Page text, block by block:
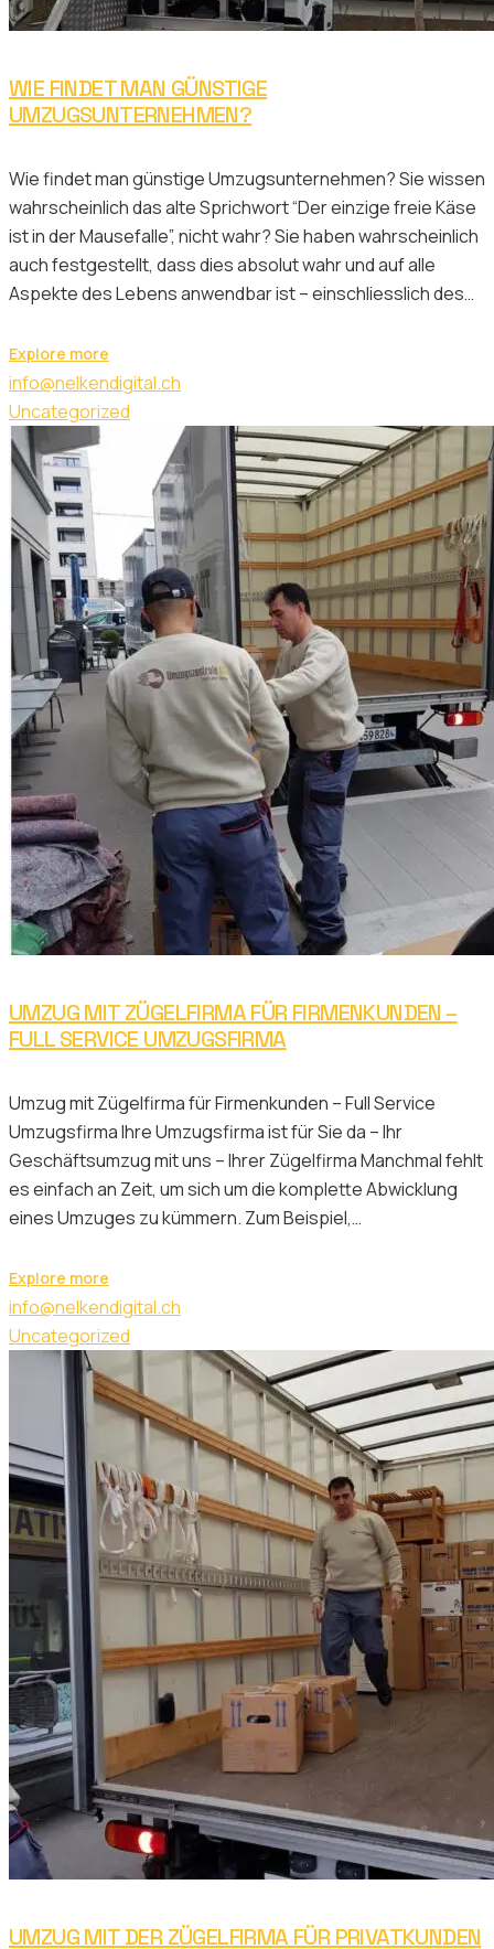
WIE FINDET MAN GÜNSTIGE
UMZUGSUNTERNEHMEN?
Wie findet man günstige Umzugsunternehmen? Sie wissen
wahrscheinlich das alte Sprichwort “Der einzige freie Käse
ist in der Mausefalle”, nicht wahr? Sie haben wahrscheinlich
auch festgestellt, dass dies absolut wahr und auf alle
Aspekte des Lebens anwendbar ist – einschliesslich des…
Explore more
info@nelkendigital.ch
Uncategorized
UMZUG MIT ZÜGELFIRMA FÜR FIRMENKUNDEN –
FULL SERVICE UMZUGSFIRMA
Umzug mit Zügelfirma für Firmenkunden – Full Service
Umzugsfirma Ihre Umzugsfirma ist für Sie da – Ihr
Geschäftsumzug mit uns – Ihrer Zügelfirma Manchmal fehlt
es einfach an Zeit, um sich um die komplette Abwicklung
eines Umzuges zu kümmern. Zum Beispiel,…
Explore more
info@nelkendigital.ch
Uncategorized
UMZUG MIT DER ZÜGELFIRMA FÜR PRIVATKUNDEN